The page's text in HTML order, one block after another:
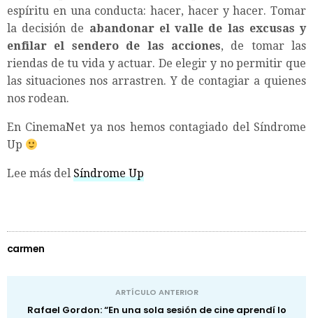
espíritu en una conducta: hacer, hacer y hacer. Tomar
la decisión de abandonar el valle de las excusas y
enfilar el sendero de las acciones, de tomar las
riendas de tu vida y actuar. De elegir y no permitir que
las situaciones nos arrastren. Y de contagiar a quienes
nos rodean.
En CinemaNet ya nos hemos contagiado del Síndrome
Up
Lee más del Síndrome Up
carmen
ARTÍCULO ANTERIOR
Rafael Gordon: “En una sola sesión de cine aprendí lo